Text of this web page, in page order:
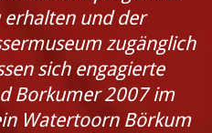
erhalten und der
zugänglich
sich engagierte
Borkumer 2007 im
Watertoorn Börkum